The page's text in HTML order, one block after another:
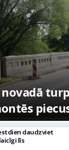
daudzviet
līs